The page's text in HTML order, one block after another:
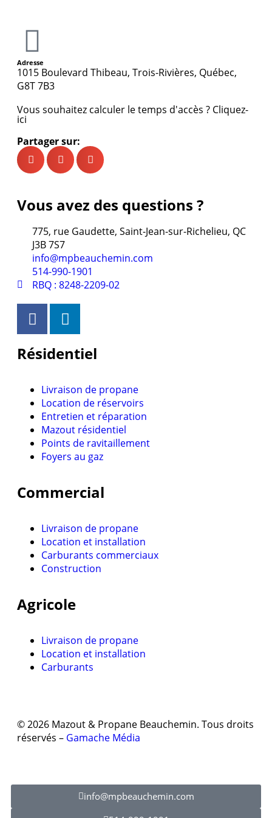
Adresse
1015 Boulevard Thibeau, Trois-Rivières, Québec,
G8T 7B3
Vous souhaitez calculer le temps d'accès ? Cliquez-
ici
Partager sur:
Vous avez des questions ?
775, rue Gaudette, Saint-Jean-sur-Richelieu, QC
J3B 7S7
info@mpbeauchemin.com
514-990-1901
RBQ : 8248-2209-02
Résidentiel
Livraison de propane
Location de réservoirs
Entretien et réparation
Mazout résidentiel
Points de ravitaillement
Foyers au gaz
Commercial
Livraison de propane
Location et installation
Carburants commerciaux
Construction
Agricole
Livraison de propane
Location et installation
Carburants
© 2026 Mazout & Propane Beauchemin. Tous droits
réservés – Gamache Média
info@mpbeauchemin.com